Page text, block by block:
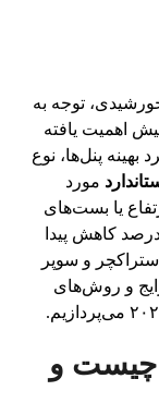
توجه به
اهمیت یافته
پنل‌ها، نوع
مورد
یا بست‌های
نصب شوند، کارایی آن‌ها تا ۳۰ درصد کاهش پیدا
و سوپر
و روش‌های
چیست و